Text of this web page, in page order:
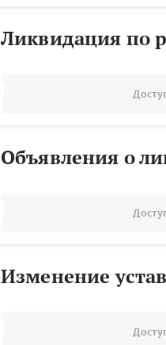
Ликвидация по
Объявления о
Изменение